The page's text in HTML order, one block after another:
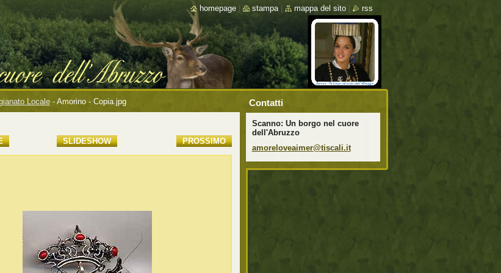
Locale - Amorino - Copia.jpg
SLIDESHOW
PROSSIMO
Contatti
Scanno: Un borgo nel cuore
dell'Abruzzo
amoreloveaimer@tiscali.it
homepage stampa mappa del sito rss